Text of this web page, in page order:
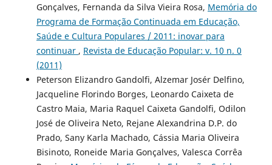
Gonçalves, Fernanda da Silva Vieira Rosa, Memória do
Programa de Formação Continuada em Educação,
Saúde e Cultura Populares / 2011: inovar para
continuar , Revista de Educação Popular: v. 10 n. 0
(2011)
Peterson Elizandro Gandolfi, Alzemar Josér Delfino,
Jacqueline Florindo Borges, Leonardo Caixeta de
Castro Maia, Maria Raquel Caixeta Gandolfi, Odilon
José de Oliveira Neto, Rejane Alexandrina D.P. do
Prado, Sany Karla Machado, Cássia Maria Oliveira
Bisinoto, Roneide Maria Gonçalves, Valesca Corrêa